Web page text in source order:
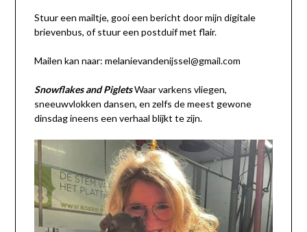
Stuur een mailtje, gooi een bericht door mijn digitale
brievenbus, of stuur een postduif met flair.
Mailen kan naar: melanievandenijssel@gmail.com
Snowflakes and PigletsWaar varkens vliegen,
sneeuwvlokken dansen, en zelfs de meest gewone
dinsdag ineens een verhaal blijkt te zijn.